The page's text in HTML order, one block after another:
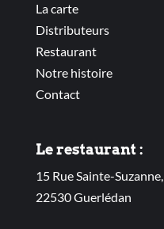
La carte
Distributeurs
Restaurant
Notre histoire
Contact
Le restaurant :
15 Rue Sainte-Suzanne,
22530 Guerlédan